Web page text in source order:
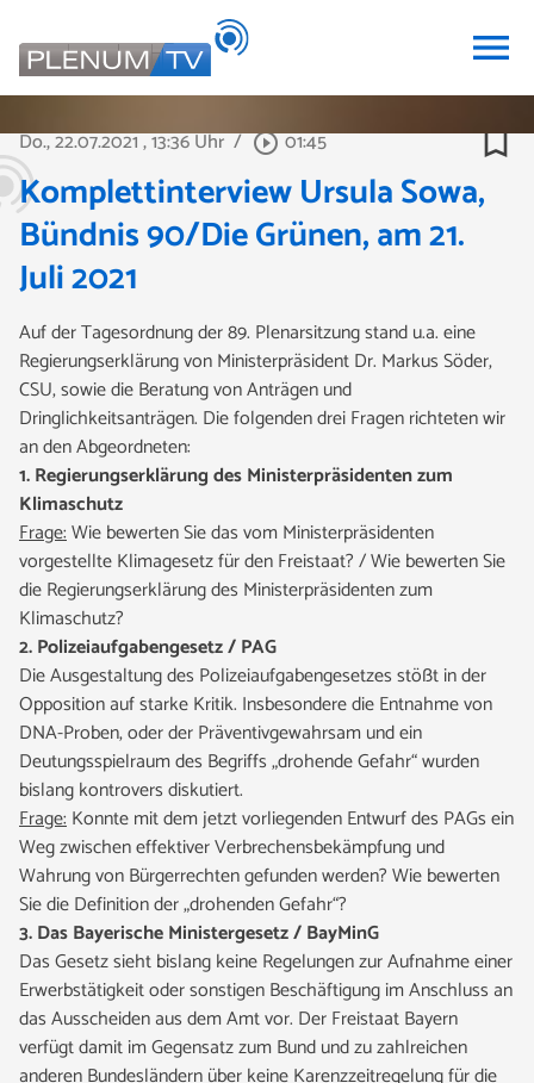
menu
Do., 22.07.2021, 13:36 Uhr / play_circle_outline01:45 bookmark_border
Komplettinterview Ursula Sowa,
Bündnis 90/Die Grünen, am 21.
Juli 2021
Auf der Tagesordnung der 89. Plenarsitzung stand u.a. eine
Regierungserklärung von Ministerpräsident Dr. Markus Söder,
CSU, sowie die Beratung von Anträgen und
Dringlichkeitsanträgen. Die folgenden drei Fragen richteten wir
an den Abgeordneten:
1. Regierungserklärung des Ministerpräsidenten zum
Klimaschutz
Frage:Wie bewerten Sie das vom Ministerpräsidenten
vorgestellte Klimagesetz für den Freistaat? / Wie bewerten Sie
die Regierungserklärung des Ministerpräsidenten zum
Klimaschutz?
2. Polizeiaufgabengesetz / PAG
Die Ausgestaltung des Polizeiaufgabengesetzes stößt in der
Opposition auf starke Kritik. Insbesondere die Entnahme von
DNA-Proben, oder der Präventivgewahrsam und ein
Deutungsspielraum des Begriffs „drohende Gefahr“ wurden
bislang kontrovers diskutiert.
Frage:Konnte mit dem jetzt vorliegenden Entwurf des PAGs ein
Weg zwischen effektiver Verbrechensbekämpfung und
Wahrung von Bürgerrechten gefunden werden? Wie bewerten
Sie die Definition der „drohenden Gefahr“?
3. Das Bayerische Ministergesetz / BayMinG
Das Gesetz sieht bislang keine Regelungen zur Aufnahme einer
Erwerbstätigkeit oder sonstigen Beschäftigung im Anschluss an
das Ausscheiden aus dem Amt vor. Der Freistaat Bayern
verfügt damit im Gegensatz zum Bund und zu zahlreichen
anderen Bundesländern über keine Karenzzeitregelung für die